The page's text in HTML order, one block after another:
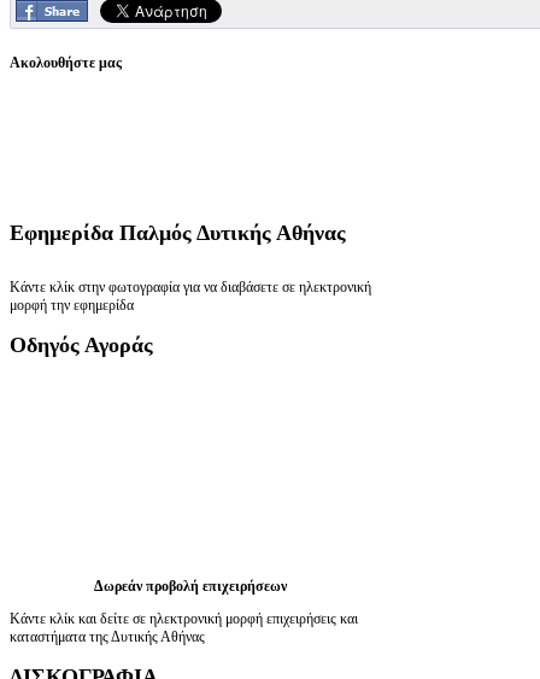
Ακολουθήστε μας
Εφημερίδα Παλμός Δυτικής Αθήνας
Κάντε κλίκ στην φωτογραφία για να διαβάσετε σε ηλεκτρονική
μορφή την εφημερίδα
Οδηγός Αγοράς
Δωρεάν προβολή επιχειρήσεων
Κάντε κλίκ και δείτε σε ηλεκτρονική μορφή επιχειρήσεις και
καταστήματα της Δυτικής Αθήνας